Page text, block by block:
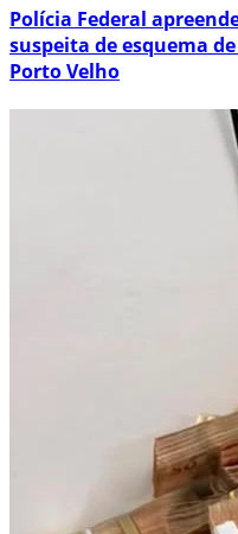
Polícia Federal
suspeita de esquema
Porto Velho